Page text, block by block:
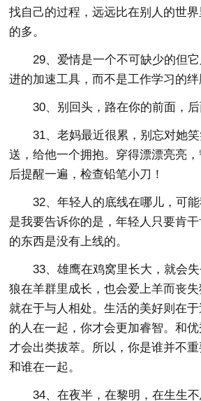
找自己的过程，远远比在别人的世
的多。
29、爱情是一个不可缺少的但
进的加速工具，而不是工作学习的绊
30、别回头，路在你的前面，后
31、老妈最近很累，别忘对她
送，给他一个拥抱。穿得漂漂亮亮
后提醒一遍，检查铅笔小刀！
32、年轻人的底线在哪儿，可
是我要告诉你的是，年轻人只要肯
的东西是没有上线的。
33、雄鹰在鸡窝里长大，就会
狼在羊群里成长，也会爱上羊而丧
就在于与人相处。生活的美好则在
的人在一起，你才会更加睿智。和
才会出类拔萃。所以，你是谁并不
和谁在一起。
34、在夜半，在黎明，在生生不